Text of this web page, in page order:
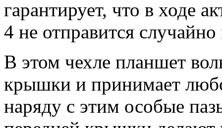
гарантирует, что в ходе
4 не отправится
В этом чехле планшет
крышки и принимает
наряду с этим особые